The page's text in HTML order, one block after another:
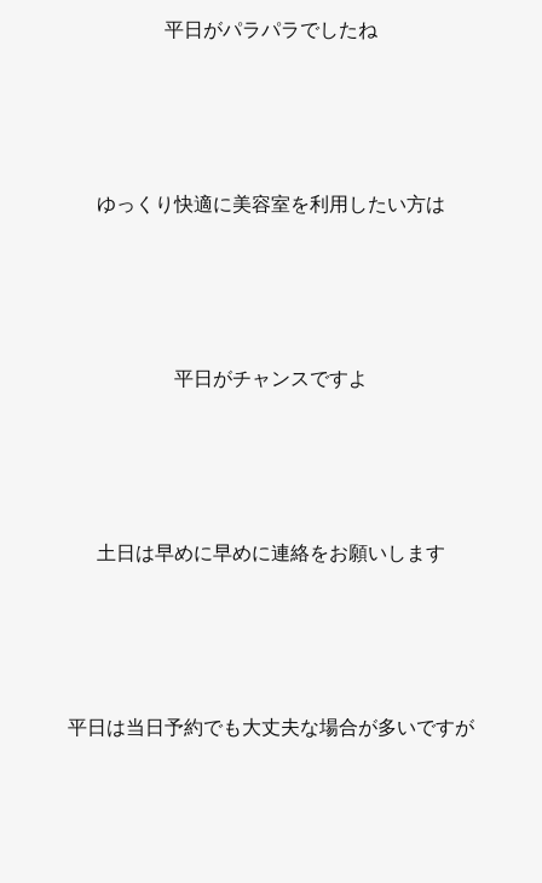
平日がパラパラでしたね
ゆっくり快適に美容室を利用したい方は
平日がチャンスですよ
土日は早めに早めに連絡をお願いします
平日は当日予約でも大丈夫な場合が多いですが